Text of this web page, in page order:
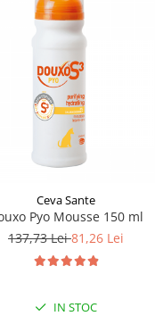
Ceva Sante
Pyo Mousse 150 ml
137,73 Lei81,26 Lei
IN STOC